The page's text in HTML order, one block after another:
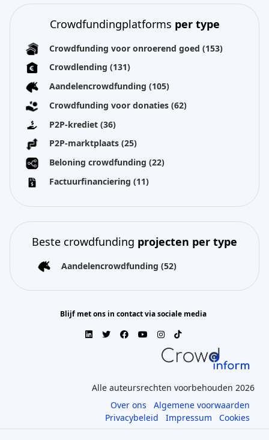
Crowdfundingplatforms per type
Crowdfunding voor onroerend goed (153)
Crowdlending (131)
Aandelencrowdfunding (105)
Crowdfunding voor donaties (62)
P2P-krediet (36)
P2P-marktplaats (25)
Beloning crowdfunding (22)
Factuurfinanciering (11)
Beste crowdfunding projecten per type
Aandelencrowdfunding (52)
Blijf met ons in contact via sociale media
Alle auteursrechten voorbehouden 2026
Over ons
Algemene voorwaarden
Privacybeleid
Impressum Cookies